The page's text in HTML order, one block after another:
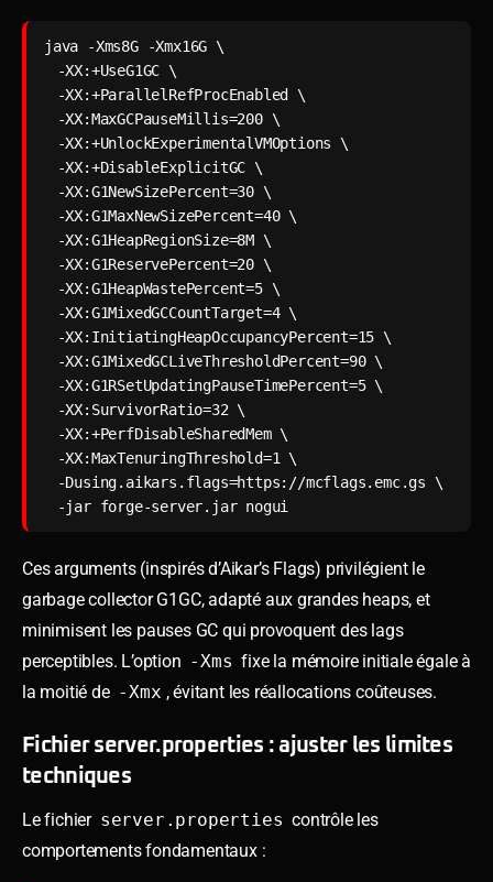
java -Xms8G -Xmx16G \
  -jar forge-server.jar nogui
Ces arguments (inspirés d’Aikar’s Flags) privilégient le
garbage collector G1GC, adapté aux grandes heaps, et
minimisent les pauses GC qui provoquent des lags
perceptibles. L’option -Xms fixe la mémoire initiale égale à
la moitié de -Xmx , évitant les réallocations coûteuses.
Fichier server.properties : ajuster les limites
techniques
Le fichier server.properties contrôle les
comportements fondamentaux :